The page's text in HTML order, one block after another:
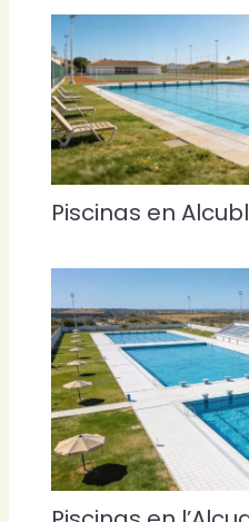
Piscinas en